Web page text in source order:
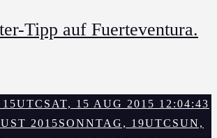
Tipp auf Fuerteventura.
15 AUG 2015 12:04:43
2015SONNTAG, 19UTCSUN,